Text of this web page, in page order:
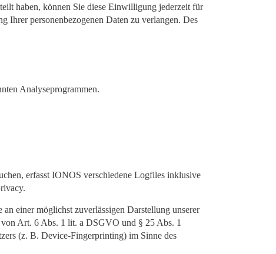
haben, können Sie diese Einwilligung jederzeit für
Ihrer personenbezogenen Daten zu verlangen. Des
Analyseprogrammen.
erfasst IONOS verschiedene Logfiles inklusive
einer möglichst zuverlässigen Darstellung unserer
Art. 6 Abs. 1 lit. a DSGVO und § 25 Abs. 1
(z. B. Device-Fingerprinting) im Sinne des